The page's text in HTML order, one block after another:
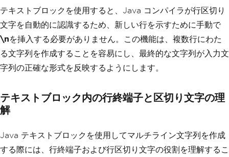
テキストブロックを使用すると、Java コンパイラが行区切り
文字を自動的に認識するため、新しい行を示すために手動で
\nを挿入する必要がありません。この機能は、複数行にわた
る文字列を作成することを容易にし、最終的な文字列が入力文
字列の正確な形式を反映するようにします。
テキストブロック内の行終端子と区切り文字の理
解
Java テキストブロックを使用してマルチライン文字列を作成
する際には、行終端子および行区切り文字の役割を理解するこ